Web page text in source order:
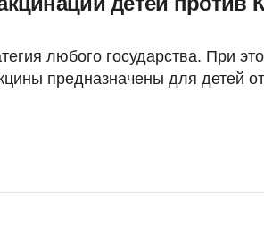
любого государства. При
предназначены для детей